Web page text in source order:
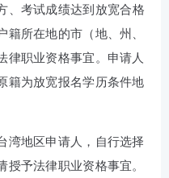
、考试成绩达到放宽合格
所在地的市（地、州、
律职业资格事宜。申请人
籍为放宽报名学历条件地
地区申请人，自行选择
授予法律职业资格事宜。